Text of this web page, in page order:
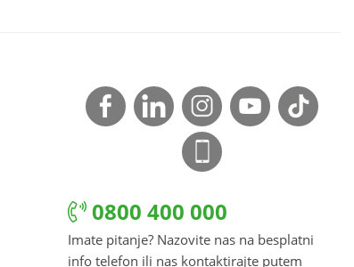
0800 400 000
Imate pitanje? Nazovite nas na besplatni
info telefon ili nas kontaktirajte putem